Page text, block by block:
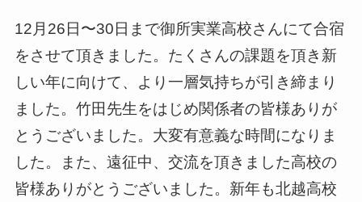
12月26日〜30日まで御所実業高校さんにて合宿
をさせて頂きました。たくさんの課題を頂き新
しい年に向けて、より一層気持ちが引き締まり
ました。竹田先生をはじめ関係者の皆様ありが
とうございました。大変有意義な時間になりま
した。また、遠征中、交流を頂きました高校の
皆様ありがとうございました。新年も北越高校